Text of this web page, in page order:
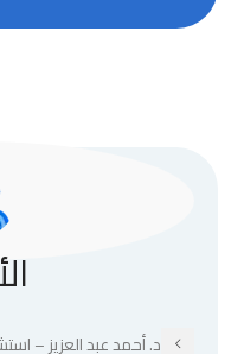
د. أحمد عبد العزيز –